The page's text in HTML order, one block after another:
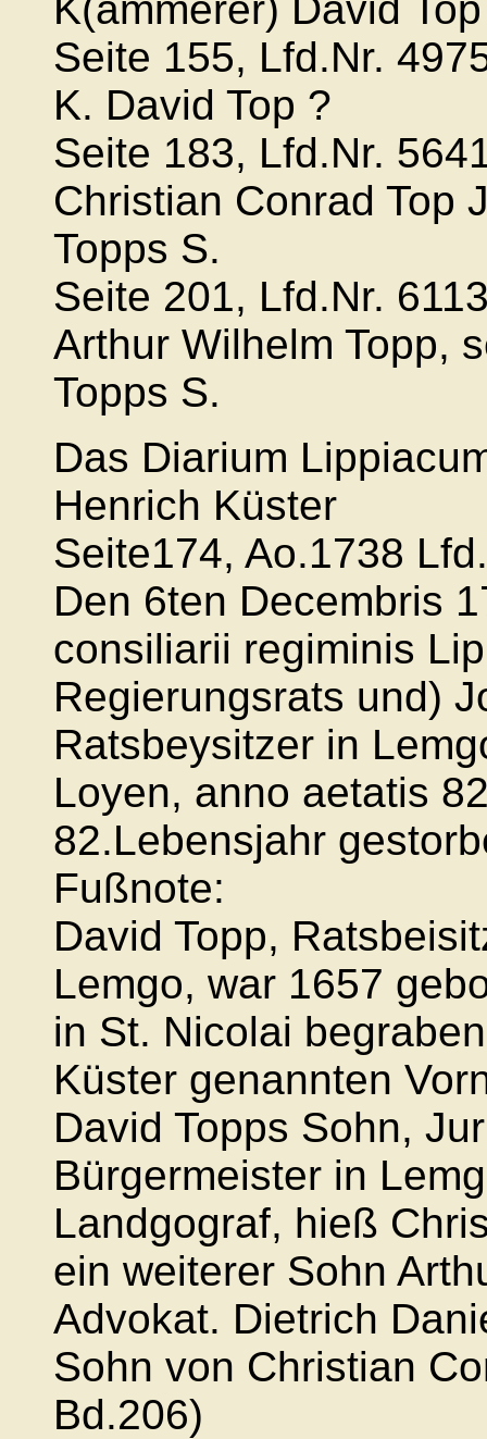
Seite 155, Lfd.Nr.
K. David Top ?
Seite 183, Lfd.Nr.
Christian Conrad Top
Topps S.
Seite 201, Lfd.Nr.
Arthur Wilhelm Topp,
Topps S.
Das Diarium
Henrich Küster
Seite174, Ao.1738
Den 6ten Decembris
consiliarii regiminis
Regierungsrats und)
Ratsbeysitzer in
Loyen, anno aetatis
82.Lebensjahr
Fußnote:
David Topp,
Lemgo, war 1657
in St. Nicolai
Küster genannten
David Topps Sohn,
Bürgermeister in
Landgograf, hieß
ein weiterer Sohn
Advokat. Dietrich
Sohn von Christian
Bd.206)